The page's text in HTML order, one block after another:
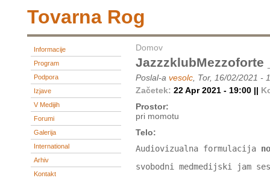
Tovarna Rog
Informacije
Program
Podpora
Izjave
V Medijih
Forumi
Galerija
International
Arhiv
Kontakt
Domov
JazzzklubMezzoforte
Poslal-a vesolc , Tor, 16/02/2021 -
Začetek: 22 Apr 2021 - 19:00 ||
Prostor:
pri momotu
Telo:
Audiovizualna formulacija
svobodni medmedijski jam